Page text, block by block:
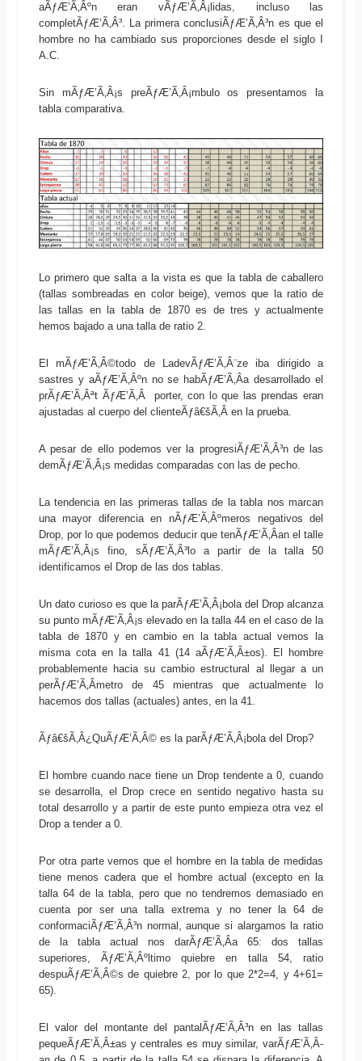
aÃƒÆ’Ã‚Âºn eran vÃƒÆ’Ã‚Â¡lidas, incluso las
completÃƒÆ’Ã‚Â³. La primera conclusiÃƒÆ’Ã‚Â³n es que el
hombre no ha cambiado sus proporciones desde el siglo I
A.C.
Sin mÃƒÆ’Ã‚Â¡s preÃƒÆ’Ã‚Â¡mbulo os presentamos la
tabla comparativa.
Lo primero que salta a la vista es que la tabla de caballero
(tallas sombreadas en color beige), vemos que la ratio de
las tallas en la tabla de 1870 es de tres y actualmente
hemos bajado a una talla de ratio 2.
El mÃƒÆ’Ã‚Â©todo de LadevÃƒÆ’Ã‚Â¨ze iba dirigido a
sastres y aÃƒÆ’Ã‚Âºn no se habÃƒÆ’Ã‚Â­a desarrollado el
prÃƒÆ’Ã‚Âªt ÃƒÆ’Ã‚Â porter, con lo que las prendas eran
ajustadas al cuerpo del clienteÃƒâ€šÃ‚Â en la prueba.
A pesar de ello podemos ver la progresiÃƒÆ’Ã‚Â³n de las
demÃƒÆ’Ã‚Â¡s medidas comparadas con las de pecho.
La tendencia en las primeras tallas de la tabla nos marcan
una mayor diferencia en nÃƒÆ’Ã‚Âºmeros negativos del
Drop, por lo que podemos deducir que tenÃƒÆ’Ã‚Â­an el talle
mÃƒÆ’Ã‚Â¡s fino, sÃƒÆ’Ã‚Â³lo a partir de la talla 50
identificamos el Drop de las dos tablas.
Un dato curioso es que la parÃƒÆ’Ã‚Â¡bola del Drop alcanza
su punto mÃƒÆ’Ã‚Â¡s elevado en la talla 44 en el caso de la
tabla de 1870 y en cambio en la tabla actual vemos la
misma cota en la talla 41 (14 aÃƒÆ’Ã‚Â±os). El hombre
probablemente hacia su cambio estructural al llegar a un
perÃƒÆ’Ã‚Â­metro de 45 mientras que actualmente lo
hacemos dos tallas (actuales) antes, en la 41.
Ãƒâ€šÃ‚Â¿QuÃƒÆ’Ã‚Â© es la parÃƒÆ’Ã‚Â¡bola del Drop?
El hombre cuando nace tiene un Drop tendente a 0, cuando
se desarrolla, el Drop crece en sentido negativo hasta su
total desarrollo y a partir de este punto empieza otra vez el
Drop a tender a 0.
Por otra parte vemos que el hombre en la tabla de medidas
tiene menos cadera que el hombre actual (excepto en la
talla 64 de la tabla, pero que no tendremos demasiado en
cuenta por ser una talla extrema y no tener la 64 de
conformaciÃƒÆ’Ã‚Â³n normal, aunque si alargamos la ratio
de la tabla actual nos darÃƒÆ’Ã‚Â­a 65: dos tallas
superiores, ÃƒÆ’Ã‚Âºltimo quiebre en talla 54, ratio
despuÃƒÆ’Ã‚Â©s de quiebre 2, por lo que 2*2=4, y 4+61=
65).
El valor del montante del pantalÃƒÆ’Ã‚Â³n en las tallas
pequeÃƒÆ’Ã‚Â±as y centrales es muy similar, varÃƒÆ’Ã‚Â­